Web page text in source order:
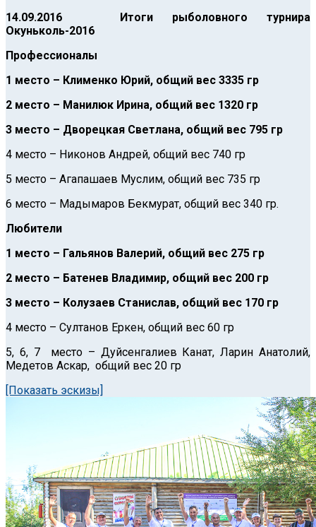
14.09.2016 Итоги рыболовного турнира
Окуньколь-2016
Профессионалы
1 место – Клименко Юрий, общий вес 3335 гр
2 место – Манилюк Ирина, общий вес 1320 гр
3 место – Дворецкая Светлана, общий вес 795 гр
4 место – Никонов Андрей, общий вес 740 гр
5 место – Агапашаев Муслим, общий вес 735 гр
6 место – Мадымаров Бекмурат, общий вес 340 гр.
Любители
1 место – Гальянов Валерий, общий вес 275 гр
2 место – Батенев Владимир, общий вес 200 гр
3 место – Колузаев Станислав, общий вес 170 гр
4 место – Султанов Еркен, общий вес 60 гр
5, 6, 7 место – Дуйсенгалиев Канат, Ларин Анатолий,
Медетов Аскар, общий вес 20 гр
[Показать эскизы]